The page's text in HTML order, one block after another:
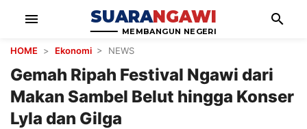
menu SUARANGAWI
MEMBANGUN NEGERI
search
HOME > Ekonomi > NEWS
Gemah Ripah Festival Ngawi dari
Makan Sambel Belut hingga Konser
Lyla dan Gilga